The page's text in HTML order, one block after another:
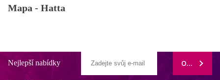
Mapa - Hatta
Nejlepší nabídky ODEBÍRAT